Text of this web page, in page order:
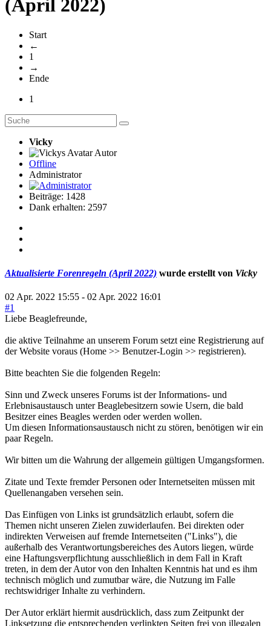
(April 2022)
Start
←
1
→
Ende
1
Vicky
Autor
Offline
Administrator
Beiträge: 1428
Dank erhalten: 2597
Aktualisierte Forenregeln (April 2022) wurde erstellt von Vicky
02 Apr. 2022 15:55 - 02 Apr. 2022 16:01
#1
Liebe Beaglefreunde,
die aktive Teilnahme an unserem Forum setzt eine Registrierung auf
der Website voraus (Home >> Benutzer-Login >> registrieren).
Bitte beachten Sie die folgenden Regeln:
Sinn und Zweck unseres Forums ist der Informations- und
Erlebnisaustausch unter Beaglebesitzern sowie Usern, die bald
Besitzer eines Beagles werden oder werden wollen.
Um diesen Informationsaustausch nicht zu stören, benötigen wir ein
paar Regeln.
Wir bitten um die Wahrung der allgemein gültigen Umgangsformen.
Zitate und Texte fremder Personen oder Internetseiten müssen mit
Quellenangaben versehen sein.
Das Einfügen von Links ist grundsätzlich erlaubt, sofern die
Themen nicht unseren Zielen zuwiderlaufen. Bei direkten oder
indirekten Verweisen auf fremde Internetseiten ("Links"), die
außerhalb des Verantwortungsbereiches des Autors liegen, würde
eine Haftungsverpflichtung ausschließlich in dem Fall in Kraft
treten, in dem der Autor von den Inhalten Kenntnis hat und es ihm
technisch möglich und zumutbar wäre, die Nutzung im Falle
rechtswidriger Inhalte zu verhindern.
Der Autor erklärt hiermit ausdrücklich, dass zum Zeitpunkt der
Linksetzung die entsprechenden verlinkten Seiten frei von illegalen